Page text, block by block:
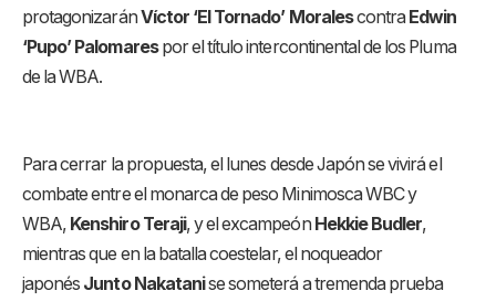
protagonizaránVíctor ‘El Tornado’ Moralescontra Edwin
‘Pupo’ Palomarespor el título intercontinental de los Pluma
de la WBA.
Para cerrar la propuesta, el lunes desde Japón se vivirá el
combate entre el monarca de peso Minimosca WBC y
WBA, Kenshiro Teraji, y el excampeón Hekkie Budler,
mientras que en la batalla coestelar, el noqueador
japonés Junto Nakatanise someterá a tremenda prueba